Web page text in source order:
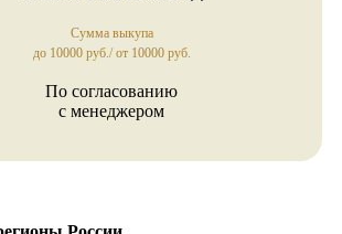
Сумма выкупа
до 10000 руб./ от 10000 руб.
По согласованию
с менеджером